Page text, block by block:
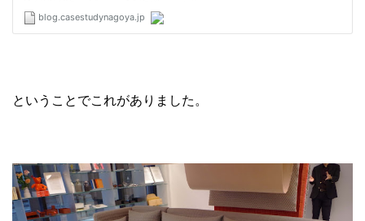
ということでこれがありました。